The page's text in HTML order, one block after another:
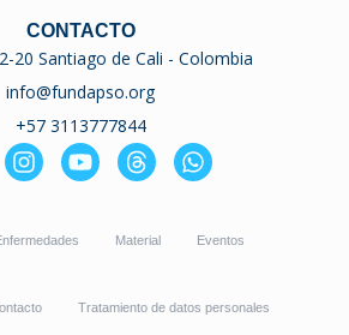
CONTACTO
20 Santiago de Cali - Colombia
info@fundapso.org
+57 3113777844
I
n
a
r
a
Y
o
e
T
h
a
s
W
h
s
p
p
Material Eventos
Tratamiento de datos personales